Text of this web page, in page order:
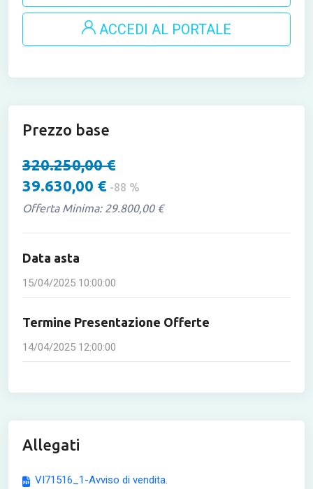
ACCEDI AL PORTALE
Prezzo base
320.250,00 €
39.630,00 € -88 %
Offerta Minima: 29.800,00 €
Data asta
15/04/2025 10:00:00
Termine Presentazione Offerte
14/04/2025 12:00:00
Allegati
VI71516_1-Avviso di vendita.